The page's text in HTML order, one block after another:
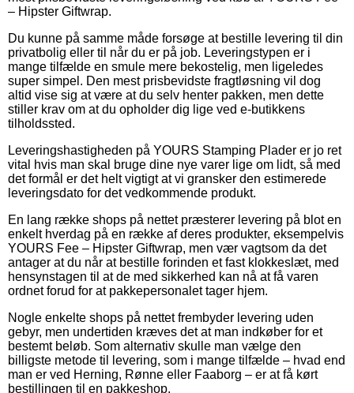
– Hipster Giftwrap.
Du kunne på samme måde forsøge at bestille levering til din
privatbolig eller til når du er på job. Leveringstypen er i
mange tilfælde en smule mere bekostelig, men ligeledes
super simpel. Den mest prisbevidste fragtløsning vil dog
altid vise sig at være at du selv henter pakken, men dette
stiller krav om at du opholder dig lige ved e-butikkens
tilholdssted.
Leveringshastigheden på YOURS Stamping Plader er jo ret
vital hvis man skal bruge dine nye varer lige om lidt, så med
det formål er det helt vigtigt at vi gransker den estimerede
leveringsdato for det vedkommende produkt.
En lang række shops på nettet præsterer levering på blot en
enkelt hverdag på en række af deres produkter, eksempelvis
YOURS Fee – Hipster Giftwrap, men vær vagtsom da det
antager at du når at bestille forinden et fast klokkeslæt, med
hensynstagen til at de med sikkerhed kan nå at få varen
ordnet forud for at pakkepersonalet tager hjem.
Nogle enkelte shops på nettet frembyder levering uden
gebyr, men undertiden kræves det at man indkøber for et
bestemt beløb. Som alternativ skulle man vælge den
billigste metode til levering, som i mange tilfælde – hvad end
man er ved Herning, Rønne eller Faaborg – er at få kørt
bestillingen til en pakkeshop.